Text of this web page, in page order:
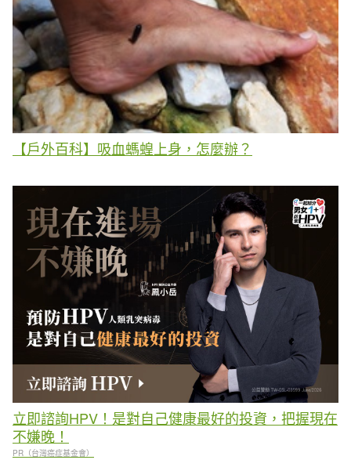
【戶外百科】吸血螞蝗上身，怎麼辦？
立即諮詢HPV！是對自己健康最好的投資，把握現在
不嫌晚！
PR（台灣癌症基金會）